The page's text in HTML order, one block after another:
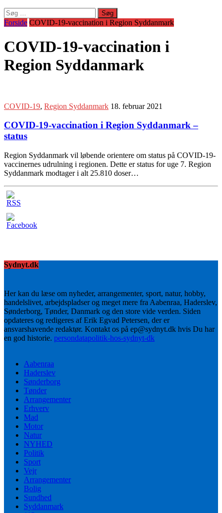
Søg
efter:
Forside COVID-19-vaccination i Region Syddanmark
COVID-19-vaccination i
Region Syddanmark
COVID-19, Region Syddanmark 18. februar 2021
COVID-19-vaccination i Region Syddanmark –
status
Region Syddanmark vil løbende orientere om status på COVID-19-
vaccinernes udrulning i regionen. Dette er status for uge 7. Region
Syddanmark modtager i alt 25.810 doser…
Sydnyt.dk
Her kan du læse om nyheder, arrangementer, sport, natur, hobby,
handelslivet, arbejdspladser og meget mere fra Aabenraa, Haderslev,
Sønderborg, Tønder, Danmark og den store vide verden. Siden
opdateres og redigeres af Erik Egvad Petersen, der er
ansvarshavende redaktør. Kontakt os på ep@sydnyt.dk hvis Du har
en god historie. persondatapolitik-hos-sydnyt-dk
Aabenraa
Haderslev
Sønderborg
Tønder
Arrangementer
Erhverv
Mad
Motor
Natur
NYHED
Politik
Sport
Vejr
Arrangementer
Bolig
Sundhed
Syddanmark